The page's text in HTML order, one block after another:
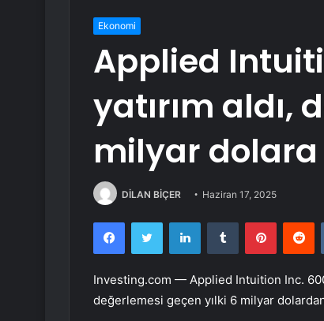
Ekonomi
Applied
yatırım aldı,
milyar
DİLAN BİÇER Haziran 17, 2025
FacebookTwitter LinkedInTumblr Pinterest
Investing.com — Applied Intuition Inc.
değerlemesi geçen yılki 6 milyar